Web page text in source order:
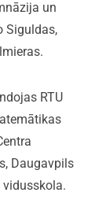
un
Siguldas,
RTU
Daugavpils